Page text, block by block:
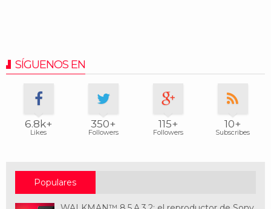
SÍGUENOS EN
6.8k+
Likes
350+
Followers
115+
Followers
10+
Subscribes
Populares